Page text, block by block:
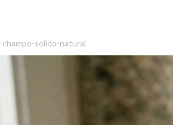
champo-solido-natural